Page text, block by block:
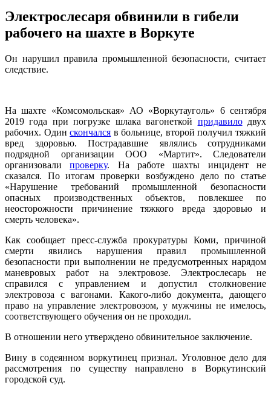
Электрослесаря обвинили в гибели
рабочего на шахте в Воркуте
Он нарушил правила промышленной безопасности, считает
следствие.
На шахте «Комсомольская» АО «Воркутауголь» 6 сентября
2019 года при погрузке шлака вагонеткой придавилодвух
рабочих. Одинскончался в больнице, второй получил тяжкий
вред здоровью. Пострадавшие являлись сотрудниками
подрядной организации ООО «Мартит». Следователи
организовалипроверку. На работе шахты инцидент не
сказался. По итогам проверки возбуждено дело по статье
«Нарушение требований промышленной безопасности
опасных производственных объектов, повлекшее по
неосторожности причинение тяжкого вреда здоровью и
смерть человека».
Как сообщает пресс-служба прокуратуры Коми, причиной
смерти явились нарушения правил промышленной
безопасности при выполнении не предусмотренных нарядом
маневровых работ на электровозе. Электрослесарь не
справился с управлением и допустил столкновение
электровоза с вагонами. Какого-либо документа, дающего
право на управление электровозом, у мужчины не имелось,
соответствующего обучения он не проходил.
В отношении него утверждено обвинительное заключение.
Вину в содеянном воркутинец признал. Уголовное дело для
рассмотрения по существу направлено в Воркутинский
городской суд.